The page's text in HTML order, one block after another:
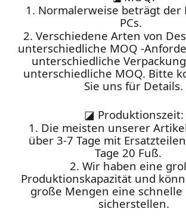
1. Normalerweise beträgt der
PCs.
2. Verschiedene Arten von
unterschiedliche MOQ -
unterschiedliche
unterschiedliche MOQ. Bitte
Sie uns für Details.
◪ Produktionszeit:
1. Die meisten unserer
über 3-7 Tage mit
Tage 20 Fuß.
2. Wir haben eine
Produktionskapazität und
große Mengen eine
sicherstellen.